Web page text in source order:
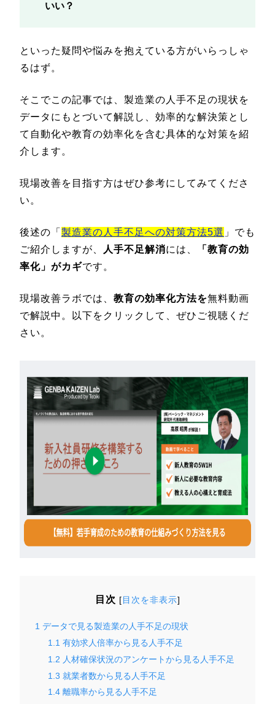
いい？
といった疑問や悩みを抱えている方がいらっしゃ
るはず。
そこでこの記事では、製造業の人手不足の現状を
データにもとづいて解説し、効率的な解決策とし
て自動化や教育の効率化を含む具体的な対策を紹
介します。
現場改善を目指す方はぜひ参考にしてみてくださ
い。
後述の「 製造業の人手不足への対策方法5選 」でも
ご紹介しますが、
人手不足解消には、
「教育の効
率化」がカギです。
現場改善ラボでは、 教育の効率化方法を無料動画
で解説中。以下をクリックして、ぜひご視聴くだ
さい。
目次 [目次を非表示]
1 データで見る製造業の人手不足の現状
1.1 有効求人倍率から見る人手不足
1.2 人材確保状況のアンケートから見る人手不足
1.3 就業者数から見る人手不足
1.4 離職率から見る人手不足